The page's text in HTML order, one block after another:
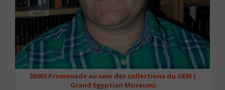
20603 Promenade au sein des collections du GEM (
Grand Egyptian Museum)